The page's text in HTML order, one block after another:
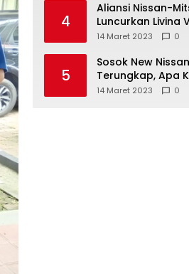
4
Aliansi Nissan-
Luncurkan Livina
14 Maret 2023 0
5
Sosok New
Terungkap, Apa
14 Maret 2023 0